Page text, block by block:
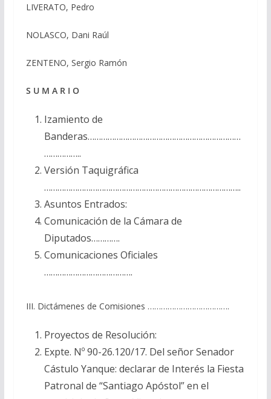
LIVERATO, Pedro
NOLASCO, Dani Raúl
ZENTENO, Sergio Ramón
S U M A R I O
Izamiento de
Banderas……………………………………………………………
……………..
Versión Taquigráfica
……………………………………………………………………………..
Asuntos Entrados:
Comunicación de la Cámara de
Diputados………….
Comunicaciones Oficiales
………………………………….
III. Dictámenes de Comisiones ……………………………….
Proyectos de Resolución:
Expte. Nº 90-26.120/17. Del señor Senador
Cástulo Yanque: declarar de Interés la Fiesta
Patronal de “Santiago Apóstol” en el